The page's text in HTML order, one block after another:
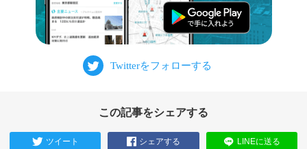
この記事をシェアする
ツイート シェアする LINEに送る